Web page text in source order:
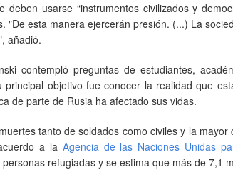
usarse “instrumentos civilizados y
"De esta manera ejercerán presión. (...) La
añadió.
contempló preguntas de estudiantes,
objetivo fue conocer la realidad que
de parte de Rusia ha afectado sus vidas.
tanto de soldados como civiles y la
a la Agencia de las Naciones Unidas
refugiadas y se estima que más de 7,1